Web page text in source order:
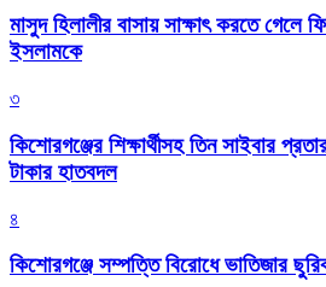
মাসুদ হিলালীর বাসায় সাক্ষাৎ করতে গেলে
ইসলামকে
৩
কিশোরগঞ্জের শিক্ষার্থীসহ তিন সাইবার
টাকার হাতবদল
৪
কিশোরগঞ্জে সম্পত্তি বিরোধে ভাতিজার